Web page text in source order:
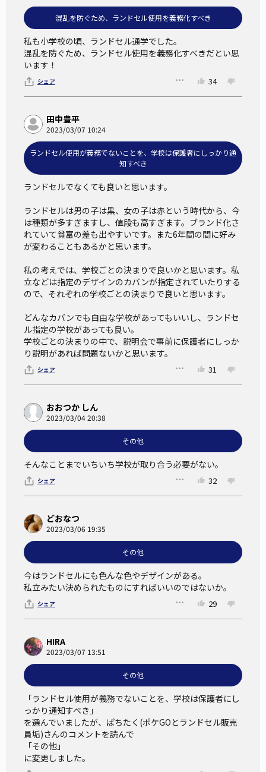
混乱を防ぐため、ランドセル使用を義務化すべき
私も小学校の頃、ランドセル通学でした。
混乱を防ぐため、ランドセル使用を義務化すべきだとい思
います！
シェア 34
田中豊平
2023/03/07 10:24
ランドセル使用が義務でないことを、学校は保護者にしっかり通
知すべき
ランドセルでなくても良いと思います。
ランドセルは男の子は黒、女の子は赤という時代から、今
は種類が多すぎますし、値段も高すぎます。ブランド化さ
れていて貧富の差も出やすいです。また6年間の間に好み
が変わることもあるかと思います。
私の考えでは、学校ごとの決まりで良いかと思います。私
立などは指定のデザインのカバンが指定されていたりする
ので、それぞれの学校ごとの決まりで良いと思います。
どんなカバンでも自由な学校があってもいいし、ランドセ
ル指定の学校があっても良い。
学校ごとの決まりの中で、説明会で事前に保護者にしっか
り説明があれば問題ないかと思います。
シェア 31
おおつか しん
2023/03/04 20:38
その他
そんなことまでいちいち学校が取り合う必要がない。
シェア 32
どおなつ
2023/03/06 19:35
その他
今はランドセルにも色んな色やデザインがある。
私立みたい決められたものにすればいいのではないか。
シェア 29
HIRA
2023/03/07 13:51
その他
「ランドセル使用が義務でないことを、学校は保護者にし
っかり通知すべき」
を選んでいましたが、ぱちたく(ポケGOとランドセル販売
員垢)さんのコメントを読んで
「その他」
に変更しました。